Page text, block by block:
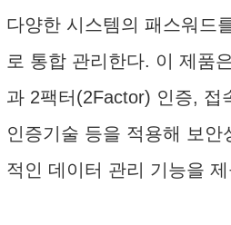
다양한 시스템의 패스워드
로 통합 관리한다. 이 제품
과 2팩터(2Factor) 인증, 접
인증기술 등을 적용해 보안
적인 데이터 관리 기능을